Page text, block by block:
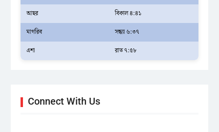
আছর
বিকাল ৪:৪১
মাগরিব
সন্ধ্যা ৬:৩৭
এশা
রাত ৭:৫৮
Connect With Us